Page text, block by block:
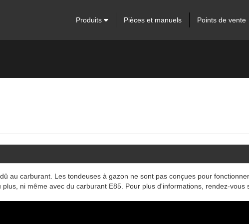
Produits Pièces et manuels Points de vente
au carburant. Les tondeuses à gazon ne sont pas conçues pour fonctionner
ni même avec du carburant E85. Pour plus d'informations, rendez-vous